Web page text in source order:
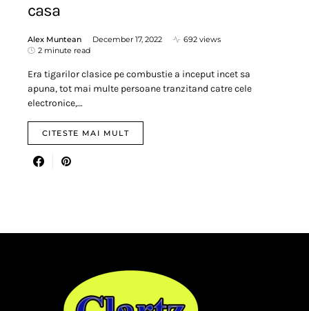
casa
Alex Muntean December 17, 2022
692 views
2 minute read
Era tigarilor clasice pe combustie a inceput incet sa
apuna, tot mai multe persoane tranzitand catre cele
electronice,…
CITESTE MAI MULT